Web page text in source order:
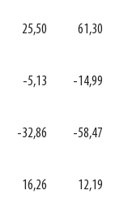
25,50 61,30
-5,13 -14,99
-32,86 -58,47
16,26 12,19